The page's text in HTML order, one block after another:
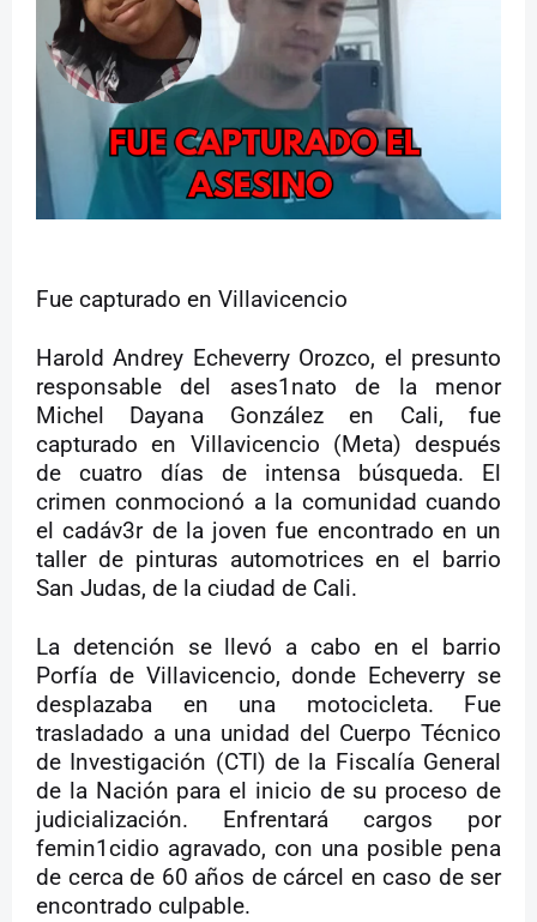
Fue capturado en Villavicencio
Harold Andrey Echeverry Orozco, el presunto
responsable del ases1nato de la menor
Michel Dayana González en Cali, fue
capturado en Villavicencio (Meta) después
de cuatro días de intensa búsqueda. El
crimen conmocionó a la comunidad cuando
el cadáv3r de la joven fue encontrado en un
taller de pinturas automotrices en el barrio
San Judas, de la ciudad de Cali.
La detención se llevó a cabo en el barrio
Porfía de Villavicencio, donde Echeverry se
desplazaba en una motocicleta. Fue
trasladado a una unidad del Cuerpo Técnico
de Investigación (CTI) de la Fiscalía General
de la Nación para el inicio de su proceso de
judicialización. Enfrentará cargos por
femin1cidio agravado, con una posible pena
de cerca de 60 años de cárcel en caso de ser
encontrado culpable.